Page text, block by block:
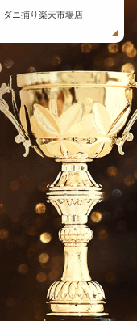
ダニ捕り楽天市場店